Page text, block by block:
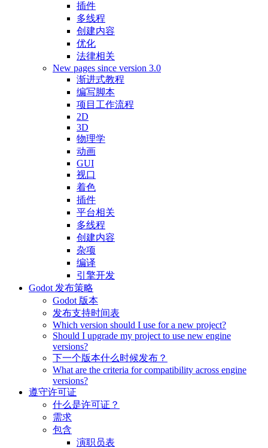
插件
多线程
创建内容
优化
法律相关
New pages since version 3.0
渐进式教程
编写脚本
项目工作流程
2D
3D
物理学
动画
GUI
视口
着色
插件
平台相关
多线程
创建内容
杂项
编译
引擎开发
Godot 发布策略
Godot 版本
发布支持时间表
Which version should I use for a new project?
Should I upgrade my project to use new engine
versions?
下一个版本什么时候发布？
What are the criteria for compatibility across engine
versions?
遵守许可证
什么是许可证？
需求
包含
演职员表